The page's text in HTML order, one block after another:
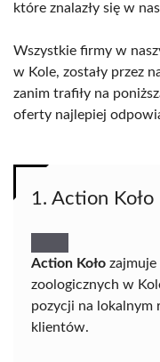
które znalazły się w
Wszystkie firmy w
w Kole, zostały przez
zanim trafiły na
oferty najlepiej
1. Action Koło
Action Koło
zoologicznych w
pozycji na lokalnym
klientów.